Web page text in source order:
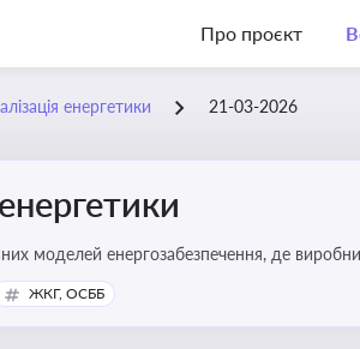
Про проєкт
енергетики 21-03-2026
моделей енергозабезпечення, де
громад, зменшення втрат при
ЖКГ, ОСББ